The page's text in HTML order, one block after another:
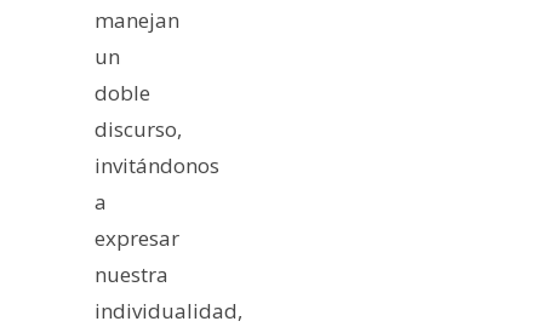
manejan
un
doble
discurso,
invitándonos
a
expresar
nuestra
individualidad,